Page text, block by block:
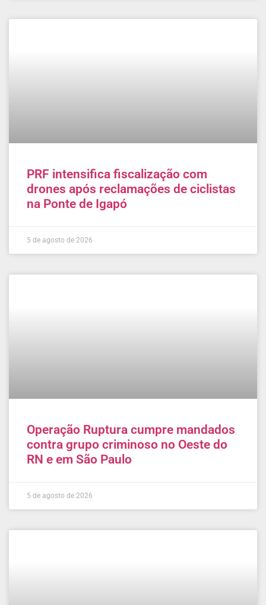
PRF intensifica fiscalização com
drones após reclamações de ciclistas
na Ponte de Igapó
5 de agosto de 2026
Operação Ruptura cumpre mandados
contra grupo criminoso no Oeste do
RN e em São Paulo
5 de agosto de 2026